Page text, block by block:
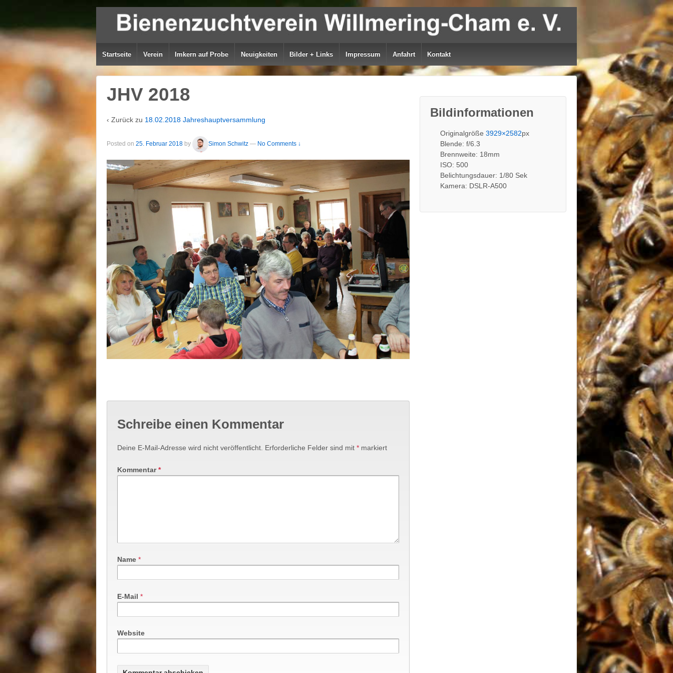
Startseite Verein Imkern auf Probe Neuigkeiten Bilder + Links Impressum Anfahrt Kontakt
JHV 2018
‹ Zurück zu 18.02.2018 Jahreshauptversammlung
Posted on 25. Februar 2018 by Simon Schwitz — No Comments ↓
Schreibe einen Kommentar
Deine E-Mail-Adresse wird nicht veröffentlicht. Erforderliche Felder sind mit * markiert
Kommentar*
Name *
E-Mail *
Website
Bildinformationen
Originalgröße3929×2582px
Blende: f/6.3
Brennweite: 18mm
ISO: 500
Belichtungsdauer: 1/80 Sek
Kamera: DSLR-A500